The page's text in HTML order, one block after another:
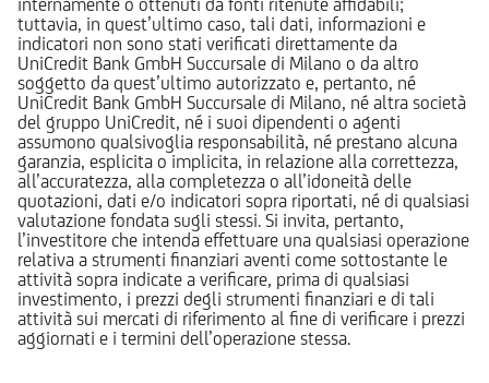
tuttavia, in quest’ultimo caso, tali dati, informazioni e
indicatori non sono stati verificati direttamente da
UniCredit Bank GmbH Succursale di Milano o da altro
soggetto da quest’ultimo autorizzato e, pertanto, né
UniCredit Bank GmbH Succursale di Milano, né altra società
del gruppo UniCredit, né i suoi dipendenti o agenti
assumono qualsivoglia responsabilità, né prestano alcuna
garanzia, esplicita o implicita, in relazione alla correttezza,
all’accuratezza, alla completezza o all’idoneità delle
quotazioni, dati e/o indicatori sopra riportati, né di qualsiasi
valutazione fondata sugli stessi. Si invita, pertanto,
l’investitore che intenda effettuare una qualsiasi operazione
relativa a strumenti finanziari aventi come sottostante le
attività sopra indicate a verificare, prima di qualsiasi
investimento, i prezzi degli strumenti finanziari e di tali
attività sui mercati di riferimento al fine di verificare i prezzi
aggiornati e i termini dell’operazione stessa.